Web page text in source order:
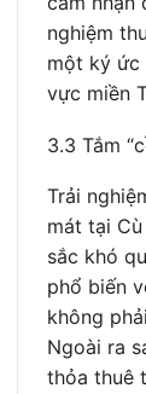
nghiệm
một ký ức
vực miền
3.3 Tắm
Trải
mát tại
sắc khó
phổ biến
không
Ngoài ra
thỏa thuê